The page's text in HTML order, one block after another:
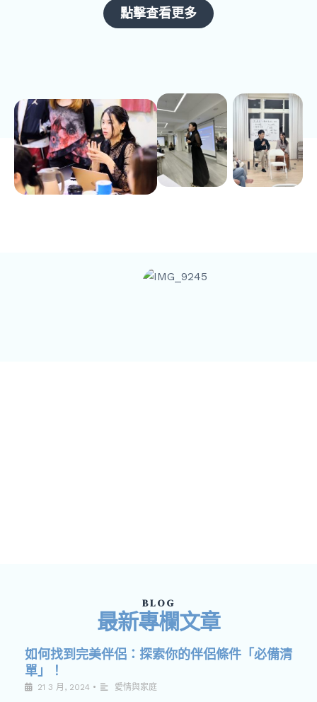
點擊查看更多
BLOG
最新專欄文章
如何找到完美伴侶：探索你的伴侶條件「必備清
單」！
21 3 月, 2024 • 愛情與家庭